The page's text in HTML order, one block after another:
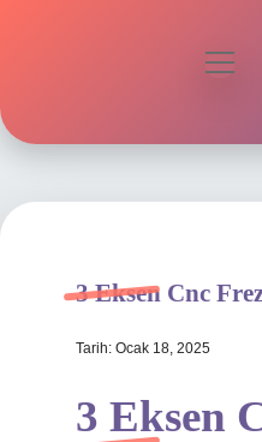
Hakkımızda
3 Eksen Cnc
Tarih: Ocak 18, 2025
3 Eksen